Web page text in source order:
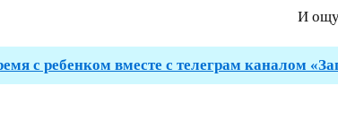
И
с ребенком вместе с телеграм каналом